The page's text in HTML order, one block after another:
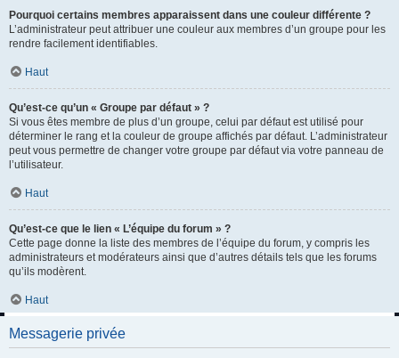
Pourquoi certains membres apparaissent dans une couleur différente ?
L’administrateur peut attribuer une couleur aux membres d’un groupe pour les
rendre facilement identifiables.
Haut
Qu’est-ce qu’un « Groupe par défaut » ?
Si vous êtes membre de plus d’un groupe, celui par défaut est utilisé pour
déterminer le rang et la couleur de groupe affichés par défaut. L’administrateur
peut vous permettre de changer votre groupe par défaut via votre panneau de
l’utilisateur.
Haut
Qu’est-ce que le lien « L’équipe du forum » ?
Cette page donne la liste des membres de l’équipe du forum, y compris les
administrateurs et modérateurs ainsi que d’autres détails tels que les forums
qu’ils modèrent.
Haut
Messagerie privée